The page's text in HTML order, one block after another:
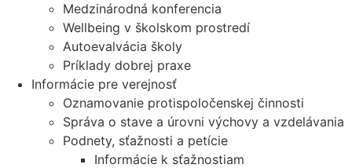
Medzinárodná konferencia
Wellbeing v školskom prostredí
Autoevalvácia školy
Príklady dobrej praxe
Informácie pre verejnosť
Oznamovanie protispoločenskej činnosti
Správa o stave a úrovni výchovy a vzdelávania
Podnety, sťažnosti a petície
Informácie k sťažnostiam